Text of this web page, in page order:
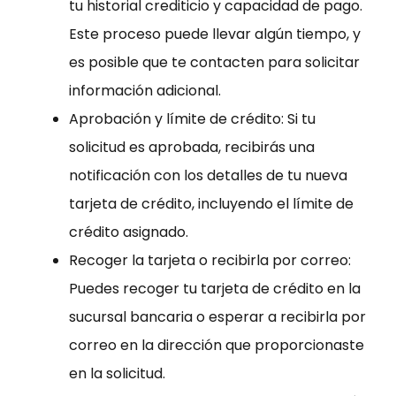
tu historial crediticio y capacidad de pago.
Este proceso puede llevar algún tiempo, y
es posible que te contacten para solicitar
información adicional.
Aprobación y límite de crédito: Si tu
solicitud es aprobada, recibirás una
notificación con los detalles de tu nueva
tarjeta de crédito, incluyendo el límite de
crédito asignado.
Recoger la tarjeta o recibirla por correo:
Puedes recoger tu tarjeta de crédito en la
sucursal bancaria o esperar a recibirla por
correo en la dirección que proporcionaste
en la solicitud.